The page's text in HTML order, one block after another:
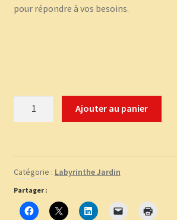
pour répondre à vos besoins.
votre
jardin
Ajouter au panier
Catégorie : Labyrinthe Jardin
Partager :